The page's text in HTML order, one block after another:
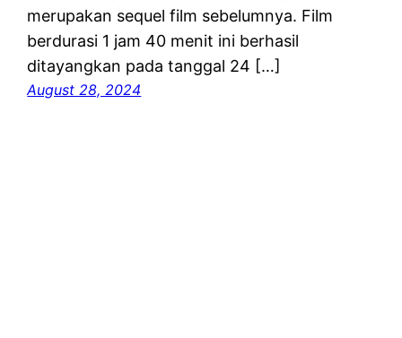
merupakan sequel film sebelumnya. Film
berdurasi 1 jam 40 menit ini berhasil
ditayangkan pada tanggal 24 […]
August 28, 2024